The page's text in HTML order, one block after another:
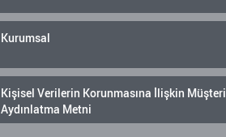
Kurumsal
Kişisel Verilerin Korunmasına İlişkin Müşteri
Aydınlatma Metni